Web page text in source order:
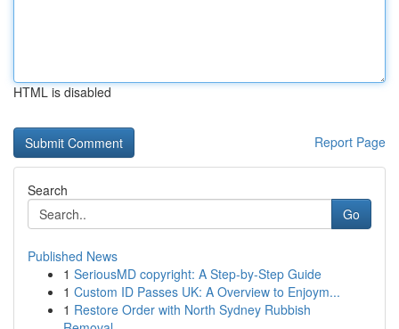
HTML is disabled
Report Page
Search
Go
Published News
1 SeriousMD copyright: A Step-by-Step Guide
1 Custom ID Passes UK: A Overview to Enjoym...
1 Restore Order with North Sydney Rubbish